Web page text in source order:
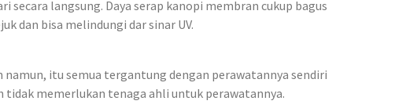
langsung. Daya serap kanopi membran cukup bagus
dan bisa melindungi dar sinar UV.
itu semua tergantung dengan perawatannya sendiri
memerlukan tenaga ahli untuk perawatannya.